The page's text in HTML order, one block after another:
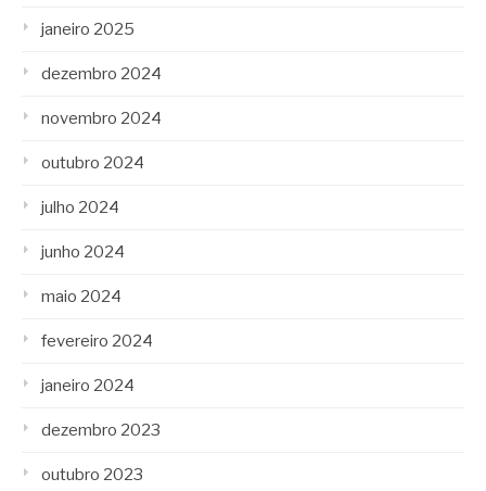
janeiro 2025
dezembro 2024
novembro 2024
outubro 2024
julho 2024
junho 2024
maio 2024
fevereiro 2024
janeiro 2024
dezembro 2023
outubro 2023